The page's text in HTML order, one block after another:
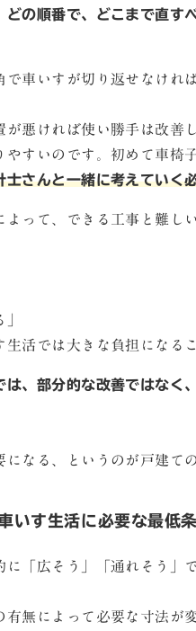
どの順番で、どこまで直す
車いすが切り返せなけれ
悪ければ使い勝手は改善
やすいのです。初めて車椅
士さんと一緒に考えていく
って、できる工事と難し
生活では大きな負担になる
、部分的な改善ではな
なる、というのが戸建て
いす生活に必要な最低
「広そう」「通れそう」
無によって必要な寸法が